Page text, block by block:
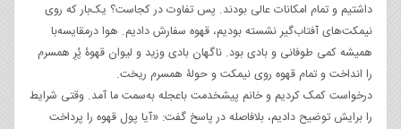
داشتیم و تمام امکانات عالی بودند. پس تفاوت در کجاست؟ یک‌بار که روی
نیمکت‌های آفتاب‌گیر نشسته بودیم، قهوه سفارش دادیم. هوا درمقایسه‌با
همیشه کمی طوفانی و بادی بود. ناگهان بادی وزید و لیوان قهوۀ پُرِ همسرم
را انداخت و تمام قهوه روی نیمکت و حولۀ همسرم ریخت.
درخواست کمک کردیم و خانم پیشخدمت باعجله به‌سمت ما آمد. وقتی شرایط
را برایش توضیح دادیم، بلافاصله در پاسخ گفت: «آیا پول قهوه را پرداخت